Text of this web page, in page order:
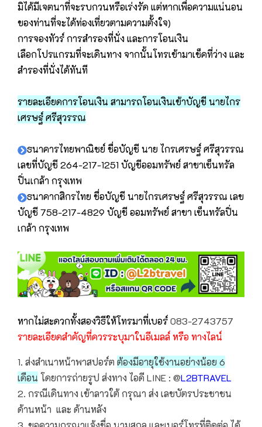
มิได้มีเจตนาที่จะรบกวนหรือเร่งรัด แต่หากเพื่อความแน่นอน
ของท่านที่จะได้ท่องเที่ยวตามความตั้งใจ)
การจองทัวร์ การสำรองที่นั่ง และการโอนเงิน
เลือกโปรแกรมที่จะเดินทาง จากนั้นโทรเข้ามาเช็คที่ว่าง และ
สำรองที่นั่งได้ทันที
รายละเอียดการโอนเงิน สามารถโอนเงินเข้าบัญชี นายไกร
เศรษฐ์ ศรีสุวรรณ
ธนาคารไทยพาณิชย์ ชื่อบัญชี นาย ไกรเศรษฐ์ ศรีสุวรรณ
เลขที่บัญชี 264-217-1251 บัญชีออมทรัพย์ สาขาเซ็นทรัล
ปิ่นเกล้า กรุงเทพ
ธนาคากสิกรไทย ชื่อบัญชี นายไกรเศรษฐ์ ศรีสุวรรณ เลข
บัญชี 758-217-4829 บัญชี ออมทรัพย์ สาขา เซ็นทรัลปิ่น
เกล้า กรุงเทพ
หากไม่สะดวกทั้งสองวิธีให้โทรมาที่เบอร์083-2743757
รายละเอียดสำคัญที่ควรระบุมาในอีเมลล์ หรือ ทางไลน์
1. ส่งสำเนาหน้าพาสปอร์ต ต้องมีอายุใช้งานอย่างน้อย 6
เดือน โดยการถ่ายรูป ส่งทาง ไอดี LINE : @L2BTRAVEL
2. กรณีเดินทาง เข้าลาวใต้ กรุณา ส่ง เลขบัตรประชาชน
ด้านหน้า และ ด้านหลัง